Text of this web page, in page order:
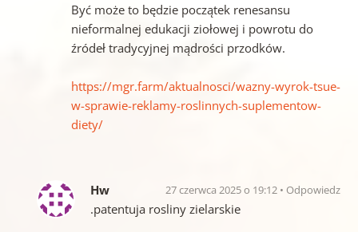
Być może to będzie początek renesansu
nieformalnej edukacji ziołowej i powrotu do
źródeł tradycyjnej mądrości przodków.
https://mgr.farm/aktualnosci/wazny-wyrok-tsue-
w-sprawie-reklamy-roslinnych-suplementow-
diety/
Hw 27 czerwca 2025 o 19:12 Odpowiedz
.patentuja rosliny zielarskie